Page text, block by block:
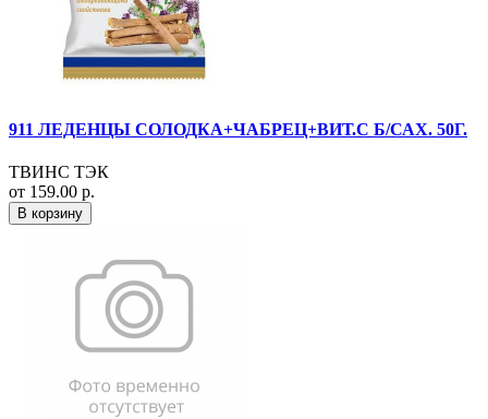
911 ЛЕДЕНЦЫ СОЛОДКА+ЧАБРЕЦ+ВИТ.С Б/САХ. 50Г.
ТВИНС ТЭК
от 159.00 р.
В корзину